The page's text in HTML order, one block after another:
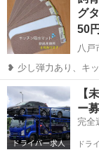
グ
50円
八戸
❥ 少し弾力あり、キ
途にお使い頂けるかと思います。 キッチン
１枚✨新品未使用 …
をお知らせく...
青森 八戸市
【
ー
完全
ドラ